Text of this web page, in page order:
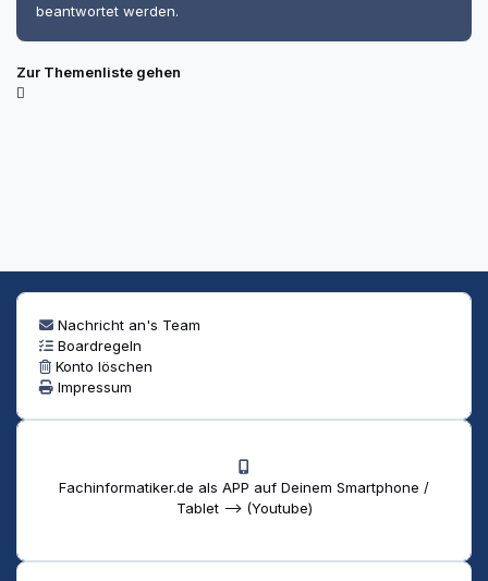
beantwortet werden.
Zur Themenliste gehen
Nachricht an's Team
Boardregeln
Konto löschen
Impressum
Fachinformatiker.de als APP auf Deinem Smartphone /
Tablet --> (Youtube)